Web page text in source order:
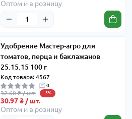
Оптом и в розницу
Удобрение Мастер-агро для
томатов, перца и баклажанов
25.15.15 100 г
Код товара: 4567
0
32.60 ₴ / шт. -5%
30.97 ₴ / шт.
Оптом и в розницу